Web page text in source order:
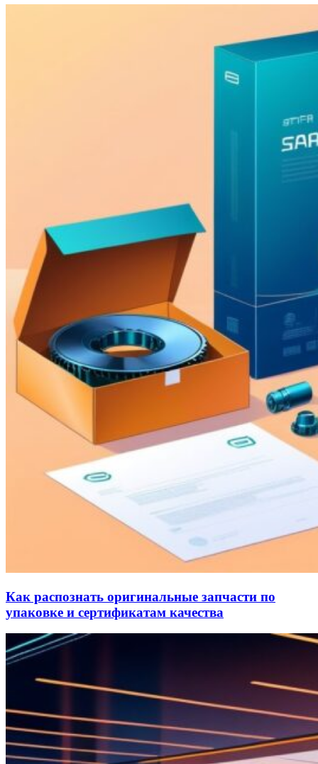
Как распознать оригинальные запчасти по
упаковке и сертификатам качества